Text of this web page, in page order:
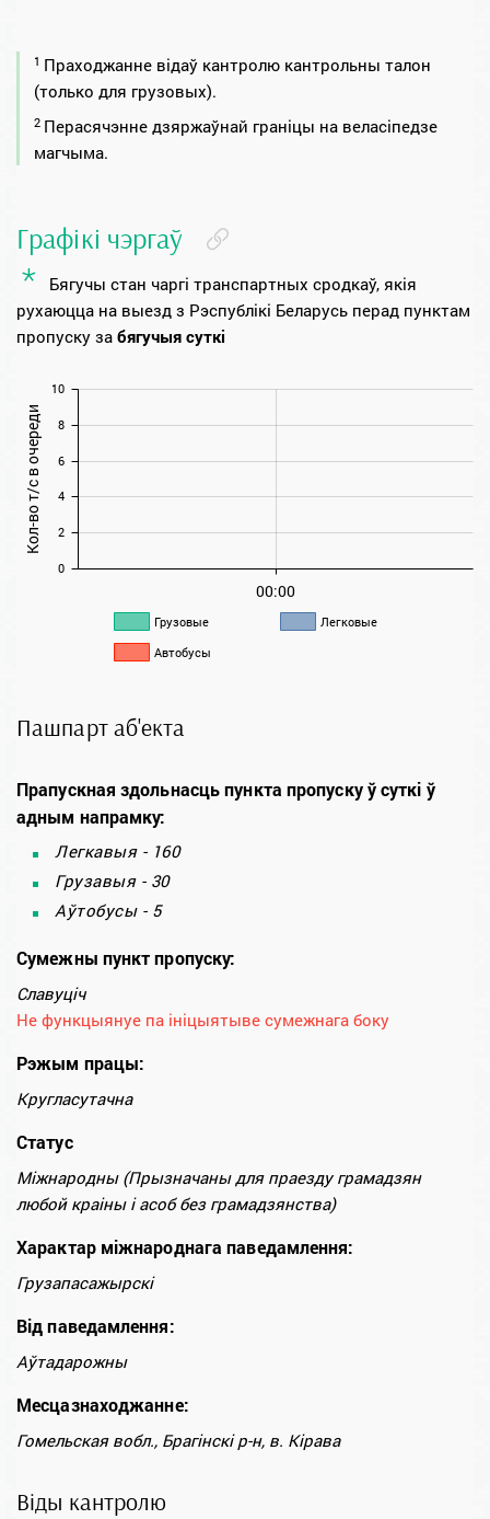
1 Праходжанне відаў кантролю кантрольны талон
(только для грузовых).
2 Перасячэнне дзяржаўнай гранiцы на веласіпедзе
магчыма.
Графікі чэргаў
*
Бягучы стан чаргi транспартных сродкаў, якiя
рухаюцца на выезд з Рэспублікі Беларусь перад пунктам
пропуску за бягучыя суткі
00:00
0
2
4
6
8
10
Кол-во т/с в очереди
Грузовые
Легковые
Автобусы
Пашпарт аб'екта
Прапускная здольнасць пункта пропуску ў суткі ў
адным напрамку:
Легкавыя - 160
Грузавыя - 30
Аўтобусы - 5
Сумежны пункт пропуску:
Славуціч
Не функцыянуе па ініцыятыве сумежнага боку
Рэжым працы:
Кругласутачна
Статус
Міжнародны (Прызначаны для праезду грамадзян
любой краіны і асоб без грамадзянства)
Характар міжнароднага паведамлення:
Грузапасажырскі
Від паведамлення:
Аўтадарожны
Месцазнаходжанне:
Гомельская вобл., Брагінскі р-н, в. Кірава
Віды кантролю